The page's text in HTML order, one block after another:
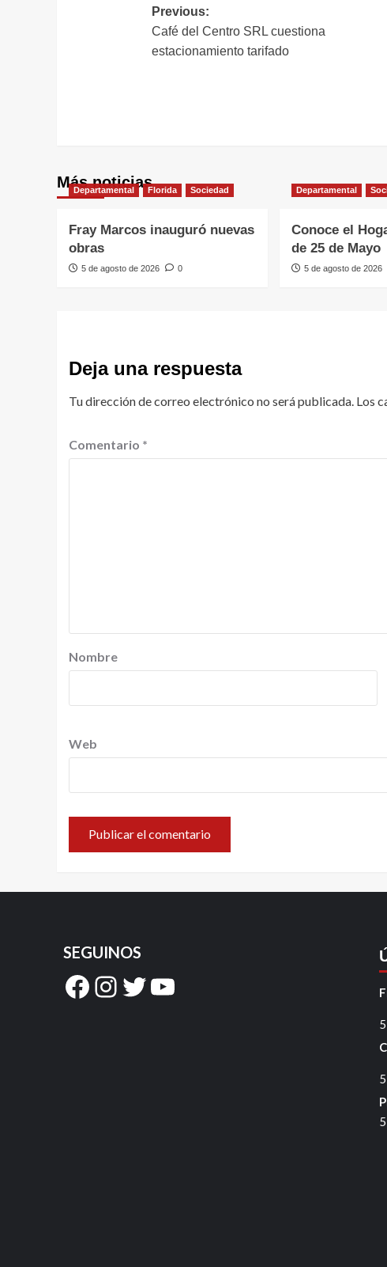
Navegación
de
Previous:
Café del Centro SRL cuestiona
estacionamiento tarifado
Más noticias
Departamental Florida Sociedad
Fray Marcos inauguró nuevas
obras
5 de agosto de 2026 0
Departamental
Conoce el
de 25 de Mayo
5 de agosto de 2026
Deja una respuesta
Tu dirección de correo electrónico no será publicada. Los
Comentario *
Nombre
Web
SEGUINOS
Facebook
Instagram
Twitter
YouTube